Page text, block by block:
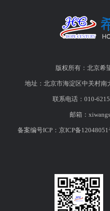
版权所有：北京希
地址：北京市海淀区中关村南
联系电话：010-
邮箱：
备案编号ICP：京ICP备12048051